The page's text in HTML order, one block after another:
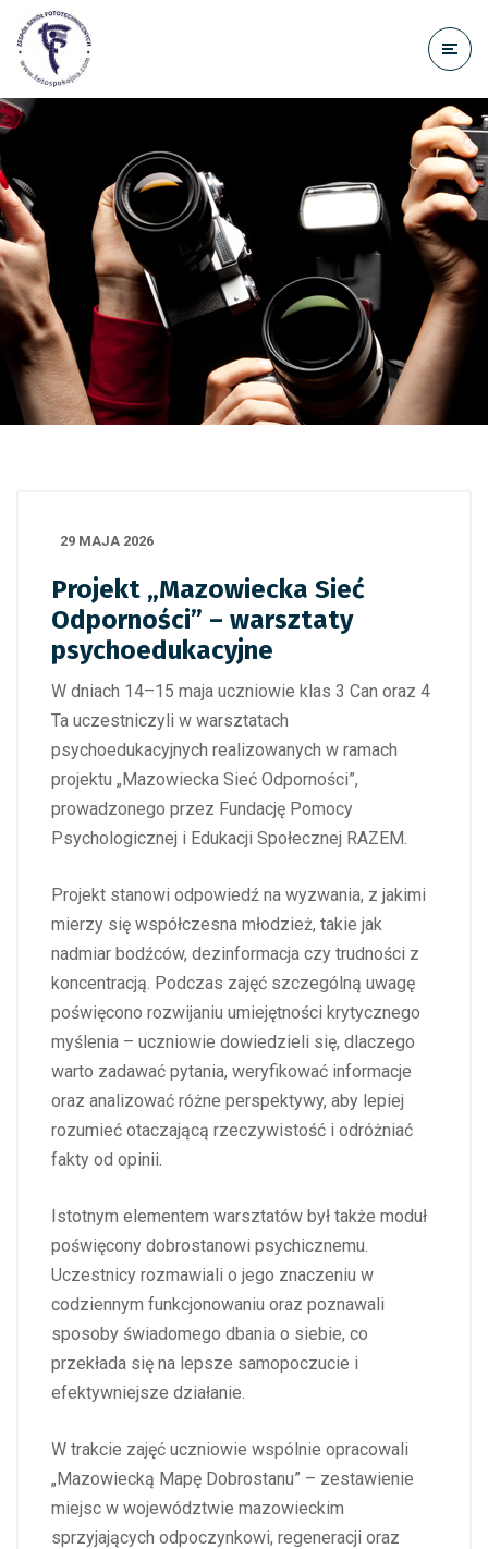
treści
29 MAJA 2026
Projekt „Mazowiecka Sieć
Odporności” – warsztaty
psychoedukacyjne
W dniach 14–15 maja uczniowie klas 3 Can oraz 4
Ta uczestniczyli w warsztatach
psychoedukacyjnych realizowanych w ramach
projektu „Mazowiecka Sieć Odporności”,
prowadzonego przez Fundację Pomocy
Psychologicznej i Edukacji Społecznej RAZEM.
Projekt stanowi odpowiedź na wyzwania, z jakimi
mierzy się współczesna młodzież, takie jak
nadmiar bodźców, dezinformacja czy trudności z
koncentracją. Podczas zajęć szczególną uwagę
poświęcono rozwijaniu umiejętności krytycznego
myślenia – uczniowie dowiedzieli się, dlaczego
warto zadawać pytania, weryfikować informacje
oraz analizować różne perspektywy, aby lepiej
rozumieć otaczającą rzeczywistość i odróżniać
fakty od opinii.
Istotnym elementem warsztatów był także moduł
poświęcony dobrostanowi psychicznemu.
Uczestnicy rozmawiali o jego znaczeniu w
codziennym funkcjonowaniu oraz poznawali
sposoby świadomego dbania o siebie, co
przekłada się na lepsze samopoczucie i
efektywniejsze działanie.
W trakcie zajęć uczniowie wspólnie opracowali
„Mazowiecką Mapę Dobrostanu” – zestawienie
miejsc w województwie mazowieckim
sprzyjających odpoczynkowi, regeneracji oraz